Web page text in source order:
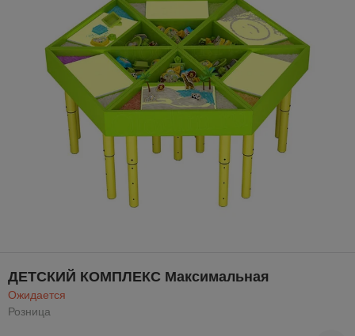
ДЕТСКИЙ КОМПЛЕКС Максимальная
Ожидается
Розница